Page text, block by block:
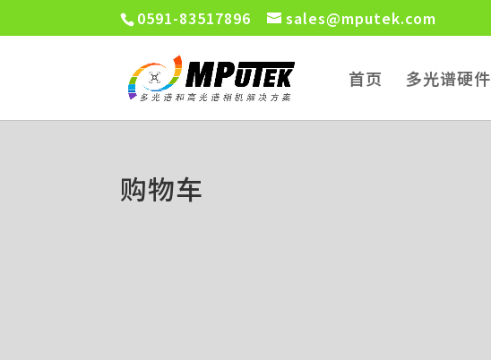
0591-83517896 sales@mputek.com
首页 多光谱硬件
购物车